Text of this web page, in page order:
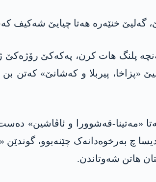
پەنچە پلنگ هات کرن، په‌كه‌كێ
«پزاخا، پیربلا و کەشانێ» کەتن
سالا 2021ێ دا ل سەر خەتا «مەتینا-
چ بەرخوەدانەک چێنەبوو،
هاتن شەوتاندن.